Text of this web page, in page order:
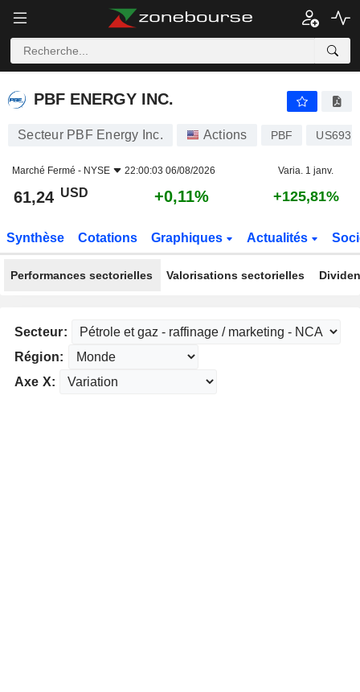
PBF ENERGY INC.
PBF ENERGY INC.
Secteur PBF Energy Inc. Actions PBF
Marché Fermé - NYSE 22:00:03 06/08/2026 Varia. 1 janv.
61,24 USD +0,11% +125,81%
Synthèse Cotations Graphiques Actualités
Performances sectorielles Valorisations sectorielles
Secteur:
Région:
Axe X: